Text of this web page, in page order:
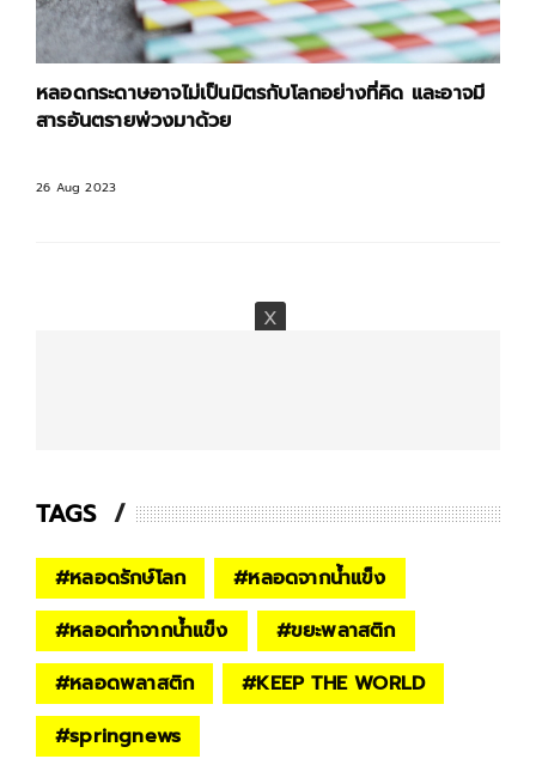
หลอดกระดาษอาจไม่เป็นมิตรกับโลกอย่างที่คิด และอาจมี
สารอันตรายพ่วงมาด้วย
26 Aug 2023
TAGS
#หลอดรักษ์โลก #หลอดจากน้ำแข็ง
#หลอดทำจากน้ำแข็ง #ขยะพลาสติก
#หลอดพลาสติก #KEEP THE WORLD
#springnews